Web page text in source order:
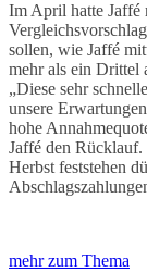
Im April hatte Jaffé
sollen, wie Jaffé
mehr als ein Drittel
„Diese sehr
unsere
hohe
Jaffé den
Herbst feststehen
mehr zum Thema